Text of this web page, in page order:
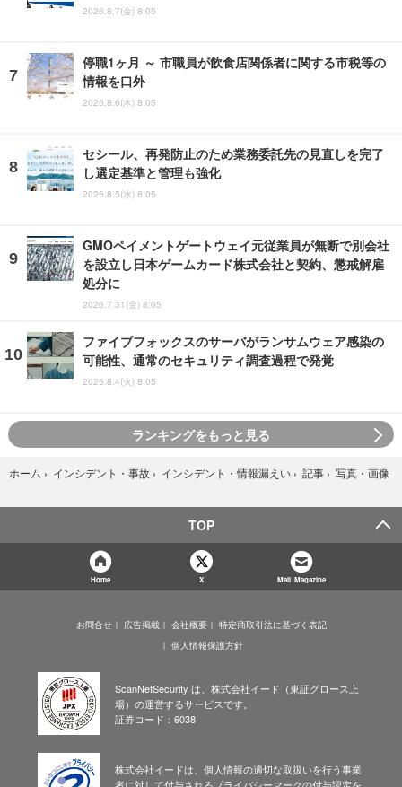
2026.8.7(金) 8:05
停職1ヶ月 ～ 市職員が飲食店関係者に関する市税等の
情報を口外
2026.8.6(木) 8:05
セシール、再発防止のため業務委託先の見直しを完了
し選定基準と管理も強化
2026.8.5(水) 8:05
GMOペイメントゲートウェイ元従業員が無断で別会社
を設立し日本ゲームカード株式会社と契約、懲戒解雇
処分に
2026.7.31(金) 8:05
ファイブフォックスのサーバがランサムウェア感染の
可能性、通常のセキュリティ調査過程で発覚
2026.8.4(火) 8:05
ランキングをもっと見る
ホーム › インシデント・事故 › インシデント・情報漏えい › 記事 › 写真・画像
TOP
Home X Mail Magazine
お問合せ 広告掲載 会社概要
特定商取引法に基づく表記
個人情報保護方針
ScanNetSecurity は、株式会社イード（東証グロース上
場）の運営するサービスです。
証券コード：6038
株式会社イードは、個人情報の適切な取扱いを行う事業